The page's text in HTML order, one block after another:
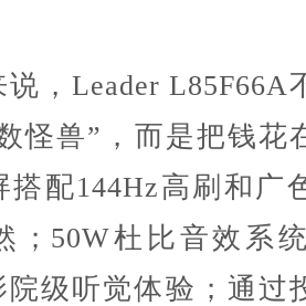
Leader L85F66A
怪兽”，而是把钱花
搭配144Hz高刷和广
；50W杜比音效系
院级听觉体验；通过